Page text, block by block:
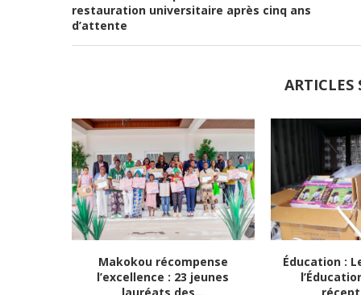
restauration universitaire après cinq ans
d’attente
ARTICLES
Makokou récompense
l’excellence : 23 jeunes
Éducation :